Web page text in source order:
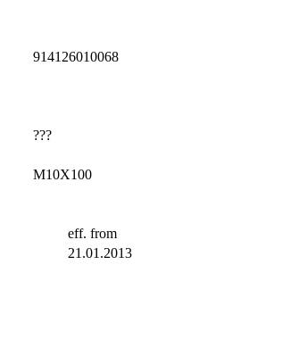
914126010068
???
M10X100
eff. from
21.01.2013